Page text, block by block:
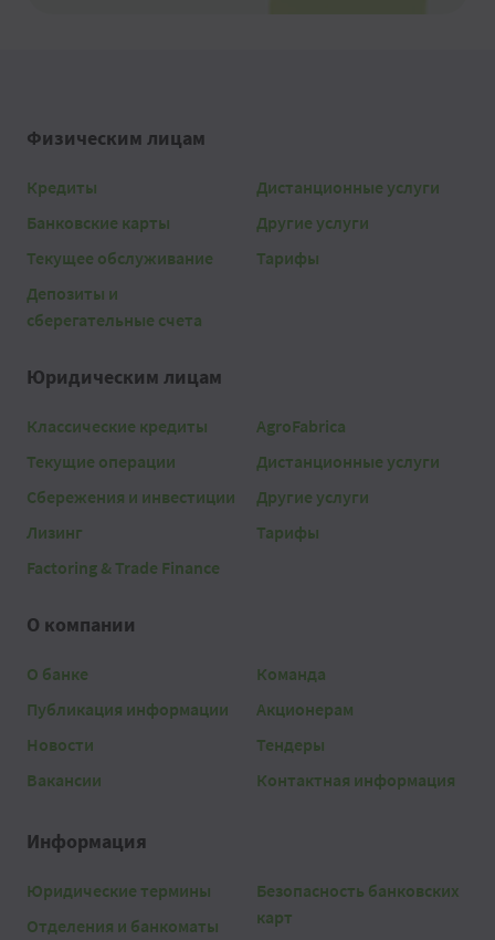
Физическим лицам
Кредиты
Банковские карты
Текущее обслуживание
Депозиты и
сберегательные счета
Дистанционные услуги
Другие услуги
Тарифы
Юридическим лицам
Классические кредиты
Текущие операции
Сбережения и инвестиции
Лизинг
Factoring & Trade Finance
AgroFabrica
Дистанционные услуги
Другие услуги
Тарифы
О компании
О банке
Публикация информации
Новости
Вакансии
Команда
Акционерам
Тендеры
Контактная информация
Информация
Юридические термины
Отделения и банкоматы
Безопасность банковских
карт